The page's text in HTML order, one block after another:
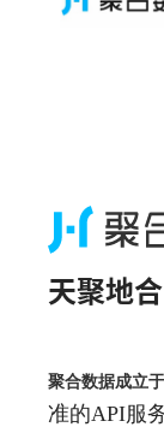
天聚地
聚合数据成立
准的API服